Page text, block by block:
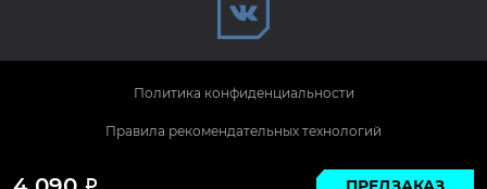
Р
© 2026 KIBERSLON. Все права защищены.
Политика конфиденциальности
Правила рекомендательных технологий